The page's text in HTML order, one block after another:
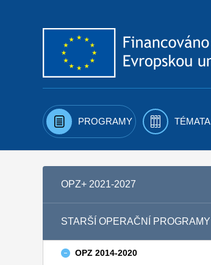
PROGRAMY TÉMATA
OPZ+ 2021-2027
STARŠÍ OPERAČNÍ PROGRAMY
OPZ 2014-2020